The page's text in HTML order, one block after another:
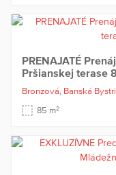
PRENAJATÉ
Pršianskej terase
Bronzová, Banská
85 m2